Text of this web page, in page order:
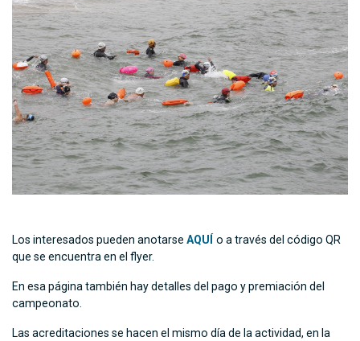
Los interesados pueden anotarse AQUÍ o a través del código QR
que se encuentra en el flyer.
En esa página también hay detalles del pago y premiación del
campeonato.
Las acreditaciones se hacen el mismo día de la actividad, en la